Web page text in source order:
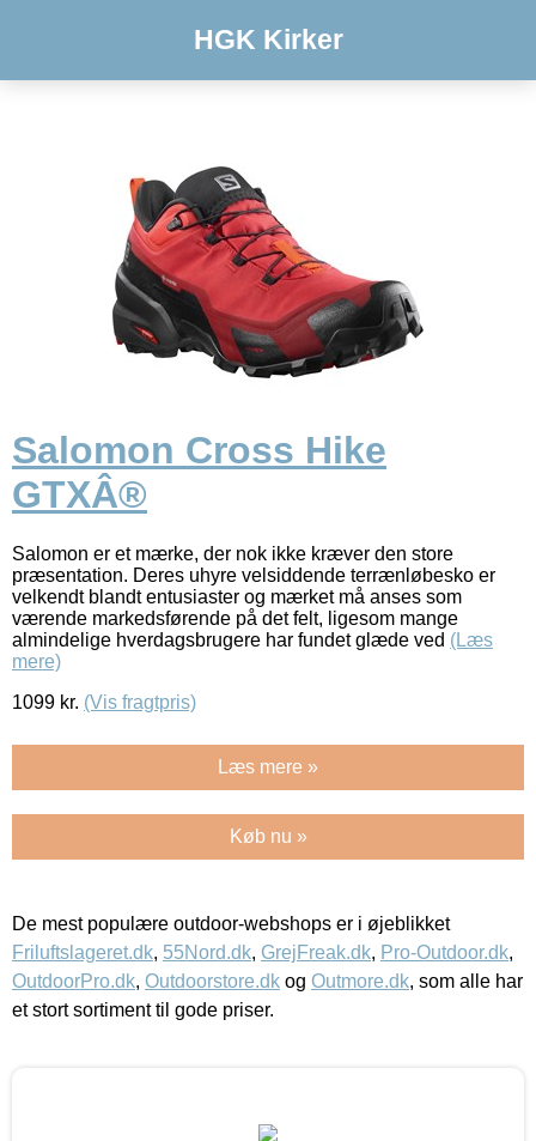
HGK Kirker
Salomon Cross Hike
GTXÂ®
Salomon er et mærke, der nok ikke kræver den store
præsentation. Deres uhyre velsiddende terrænløbesko er
velkendt blandt entusiaster og mærket må anses som
værende markedsførende på det felt, ligesom mange
almindelige hverdagsbrugere har fundet glæde ved (Læs
mere)
1099 kr. (Vis fragtpris)
Læs mere »
Køb nu »
De mest populære outdoor-webshops er i øjeblikket
Friluftslageret.dk, 55Nord.dk, GrejFreak.dk, Pro-Outdoor.dk,
OutdoorPro.dk, Outdoorstore.dk og Outmore.dk, som alle har
et stort sortiment til gode priser.